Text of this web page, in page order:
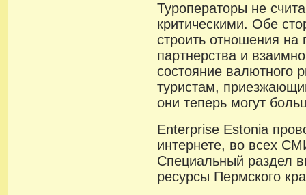
Туроператоры не
критическими. Обе
строить отношения
партнерства и
состояние валютного
туристам,
они теперь могут
Enterprise Estonia
интернете, во всех
Специальный раздел
ресурсы Пермского